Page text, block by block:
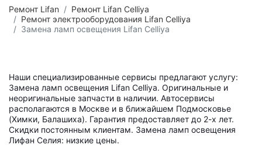
Ремонт Lifan
Ремонт Lifan Celliya
Ремонт электрооборудования Lifan Celliya
Замена ламп освещения Lifan Celliya
Наши специализированные сервисы предлагают услугу:
Замена ламп освещения Lifan Celliya. Оригинальные и
неоригинальные запчасти в наличии. Автосервисы
располагаются в Москве и в ближайшем Подмосковье
(Химки, Балашиха). Гарантия предоставляет до 2-х лет.
Скидки постоянным клиентам. Замена ламп освещения
Лифан Селия: низкие цены.